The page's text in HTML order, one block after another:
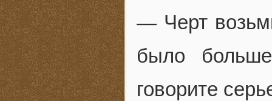
— Черт
было
говорите